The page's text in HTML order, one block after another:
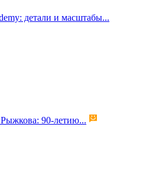
детали и масштабы...
90-летию...